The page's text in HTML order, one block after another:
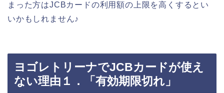
まった方はJCBカードの利用額の上限を高くするとい
いかもしれません♪
ヨゴレトリーナでJCBカードが使え
ない理由１．「有効期限切れ」